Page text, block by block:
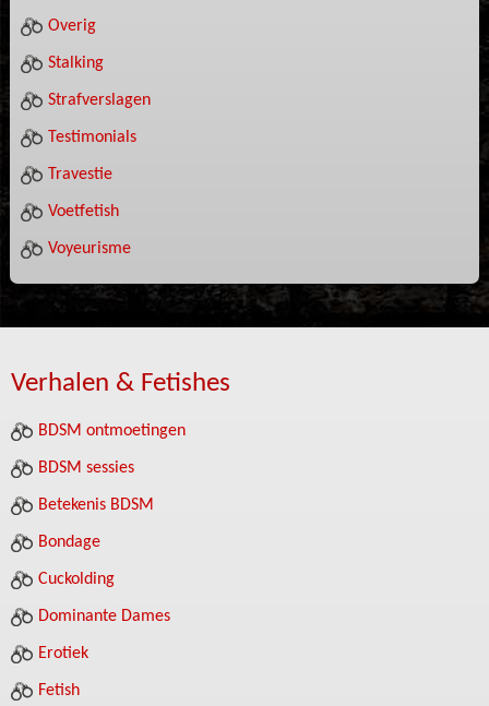
Overig
Stalking
Strafverslagen
Testimonials
Travestie
Voetfetish
Voyeurisme
Verhalen & Fetishes
BDSM ontmoetingen
BDSM sessies
Betekenis BDSM
Bondage
Cuckolding
Dominante Dames
Erotiek
Fetish